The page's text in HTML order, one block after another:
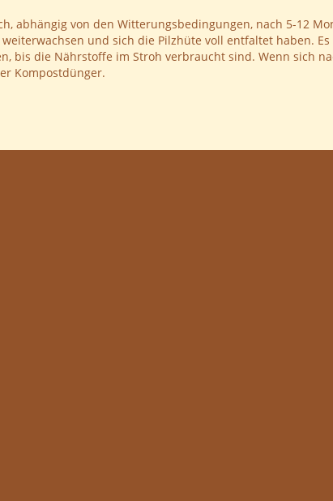
abhängig von den Witterungsbedingungen, nach 5-12
und sich die Pilzhüte voll entfaltet haben.
bis die Nährstoffe im Stroh verbraucht sind. Wenn sich
Kompostdünger.